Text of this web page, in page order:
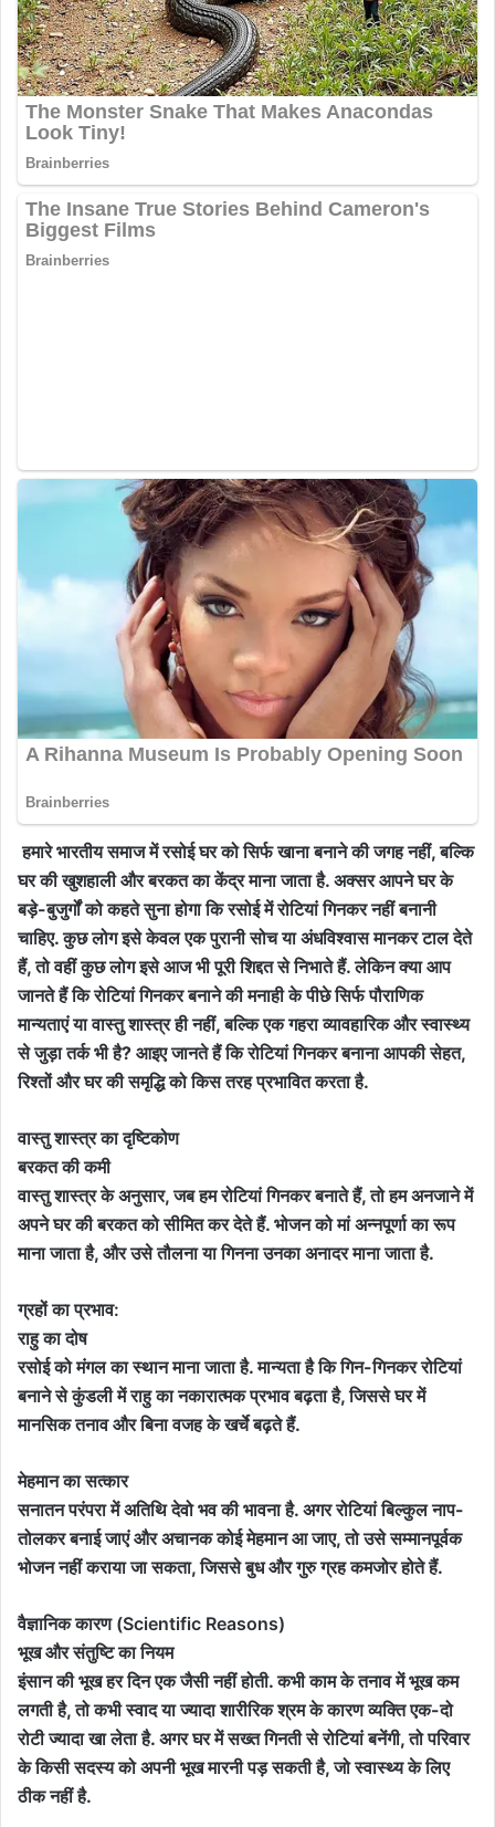
हमारे भारतीय समाज में रसोई घर को सिर्फ खाना बनाने की जगह नहीं, बल्कि
घर की खुशहाली और बरकत का केंद्र माना जाता है. अक्सर आपने घर के
बड़े-बुजुर्गों को कहते सुना होगा कि रसोई में रोटियां गिनकर नहीं बनानी
चाहिए. कुछ लोग इसे केवल एक पुरानी सोच या अंधविश्वास मानकर टाल देते
हैं, तो वहीं कुछ लोग इसे आज भी पूरी शिद्दत से निभाते हैं. लेकिन क्या आप
जानते हैं कि रोटियां गिनकर बनाने की मनाही के पीछे सिर्फ पौराणिक
मान्यताएं या वास्तु शास्त्र ही नहीं, बल्कि एक गहरा व्यावहारिक और स्वास्थ्य
से जुड़ा तर्क भी है? आइए जानते हैं कि रोटियां गिनकर बनाना आपकी सेहत,
रिश्तों और घर की समृद्धि को किस तरह प्रभावित करता है.
वास्तु शास्त्र का दृष्टिकोण
बरकत की कमी
वास्तु शास्त्र के अनुसार, जब हम रोटियां गिनकर बनाते हैं, तो हम अनजाने में
अपने घर की बरकत को सीमित कर देते हैं. भोजन को मां अन्नपूर्णा का रूप
माना जाता है, और उसे तौलना या गिनना उनका अनादर माना जाता है.
ग्रहों का प्रभाव:
राहु का दोष
रसोई को मंगल का स्थान माना जाता है. मान्यता है कि गिन-गिनकर रोटियां
बनाने से कुंडली में राहु का नकारात्मक प्रभाव बढ़ता है, जिससे घर में
मानसिक तनाव और बिना वजह के खर्चे बढ़ते हैं.
मेहमान का सत्कार
सनातन परंपरा में अतिथि देवो भव की भावना है. अगर रोटियां बिल्कुल नाप-
तोलकर बनाई जाएं और अचानक कोई मेहमान आ जाए, तो उसे सम्मानपूर्वक
भोजन नहीं कराया जा सकता, जिससे बुध और गुरु ग्रह कमजोर होते हैं.
वैज्ञानिक कारण (Scientific Reasons)
भूख और संतुष्टि का नियम
इंसान की भूख हर दिन एक जैसी नहीं होती. कभी काम के तनाव में भूख कम
लगती है, तो कभी स्वाद या ज्यादा शारीरिक श्रम के कारण व्यक्ति एक-दो
रोटी ज्यादा खा लेता है. अगर घर में सख्त गिनती से रोटियां बनेंगी, तो परिवार
के किसी सदस्य को अपनी भूख मारनी पड़ सकती है, जो स्वास्थ्य के लिए
ठीक नहीं है.